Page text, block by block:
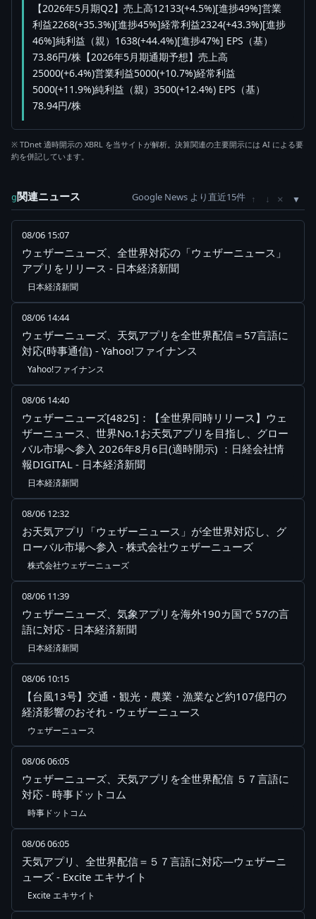
【2026年5月期Q2】売上高12133(+4.5%)[進捗49%]営業
利益2268(+35.3%)[進捗45%]経常利益2324(+43.3%)[進捗
46%]純利益（親）1638(+44.4%)[進捗47%] EPS（基）
73.86円/株【2026年5月期通期予想】売上高
25000(+6.4%)営業利益5000(+10.7%)経常利益
5000(+11.9%)純利益（親）3500(+12.4%) EPS（基）
78.94円/株
※ TDnet 適時開示の XBRL を当サイトが解析。決算関連の主要開示には AI による要
約を併記しています。
g関連ニュース Google News より直近15件 ↑ ↓ ×
08/06 15:07
ウェザーニューズ、全世界対応の「ウェザーニュース」
アプリをリリース - 日本経済新聞
日本経済新聞
08/06 14:44
ウェザーニューズ、天気アプリを全世界配信＝57言語に
対応(時事通信) - Yahoo!ファイナンス
Yahoo!ファイナンス
08/06 14:40
ウェザーニューズ[4825]：【全世界同時リリース】ウェ
ザーニュース、世界No.1お天気アプリを目指し、グロー
バル市場へ参入 2026年8月6日(適時開示) ：日経会社情
報DIGITAL - 日本経済新聞
日本経済新聞
08/06 12:32
お天気アプリ「ウェザーニュース」が全世界対応し、グ
ローバル市場へ参入 - 株式会社ウェザーニューズ
株式会社ウェザーニューズ
08/06 11:39
ウェザーニューズ、気象アプリを海外190カ国で 57の言
語に対応 - 日本経済新聞
日本経済新聞
08/06 10:15
【台風13号】交通・観光・農業・漁業など約107億円の
経済影響のおそれ - ウェザーニュース
ウェザーニュース
08/06 06:05
ウェザーニューズ、天気アプリを全世界配信 ５７言語に
対応 - 時事ドットコム
時事ドットコム
08/06 06:05
天気アプリ、全世界配信＝５７言語に対応―ウェザーニ
ューズ - Excite エキサイト
Excite エキサイト